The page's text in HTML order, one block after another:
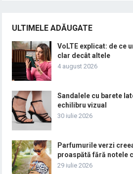
ULTIMELE ADĂUGATE
VoLTE explicat: de ce
clar decât altele
4 august 2026
Sandalele cu barete
echilibru vizual
30 iulie 2026
Parfumurile verzi
proaspătă fără notele
29 iulie 2026